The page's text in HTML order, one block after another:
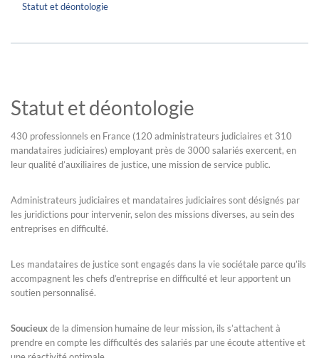
Statut et déontologie
Statut et déontologie
430 professionnels en France (120 administrateurs judiciaires et 310
mandataires judiciaires) employant près de 3000 salariés exercent, en
leur qualité d’auxiliaires de justice, une mission de service public.
Administrateurs judiciaires et mandataires judiciaires sont désignés par
les juridictions pour intervenir, selon des missions diverses, au sein des
entreprises en difficulté.
Les mandataires de justice sont engagés dans la vie sociétale parce qu’ils
accompagnent les chefs d’entreprise en difficulté et leur apportent un
soutien personnalisé.
Soucieuxde la dimension humaine de leur mission, ils s’attachent à
prendre en compte les difficultés des salariés par une écoute attentive et